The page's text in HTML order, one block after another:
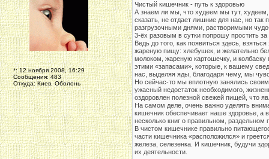
*: 12 ноября 2008, 16:29
Сообщения: 483
Откуда: Киев, Оболонь
Чистый кишечник - путь к здоровью
А знаем ли мы, что худеем мы тут, худеем,
сказать, не отдает лишние для нас, но
разгрузочными днями, растворимыми
3-ёх разовым в сутки попрошу простить
Ведь до того, как появиться здесь,
жареную пищу: хлебушек, и желательно
молоком, жареную картошечку, и колбаску
этими «запасами», которые, к вашему
нас, выделяя яды, благодаря чему, мы
Но сейчас-то мы вплотную занялись
ужасный недостаток необходимого,
оздоровлен полезной свежей пищей, что
На самом деле, очень важно уделять
кишечник обеспечивает наше здоровье, а
несколько книг о правильном, раздельном
В чистом кишечнике правильно
части кишечника «расположился» и
железа, селезенка. И кишечник, будучи
их деятельности.